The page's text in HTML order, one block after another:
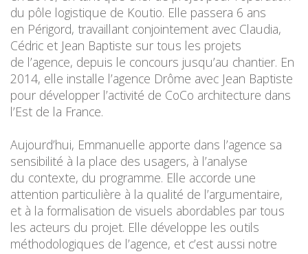
du pôle logistique de Koutio. Elle passera 6 ans
en Périgord, travaillant conjointement avec Claudia,
Cédric et Jean Baptiste sur tous les projets
de l’agence, depuis le concours jusqu’au chantier. En
2014, elle installe l’agence Drôme avec Jean Baptiste
pour développer l’activité de CoCo architecture dans
l’Est de la France.
Aujourd’hui, Emmanuelle apporte dans l’agence sa
sensibilité à la place des usagers, à l’analyse
du contexte, du programme. Elle accorde une
attention particulière à la qualité de l’argumentaire,
et à la formalisation de visuels abordables par tous
les acteurs du projet. Elle développe les outils
méthodologiques de l’agence, et c’est aussi notre